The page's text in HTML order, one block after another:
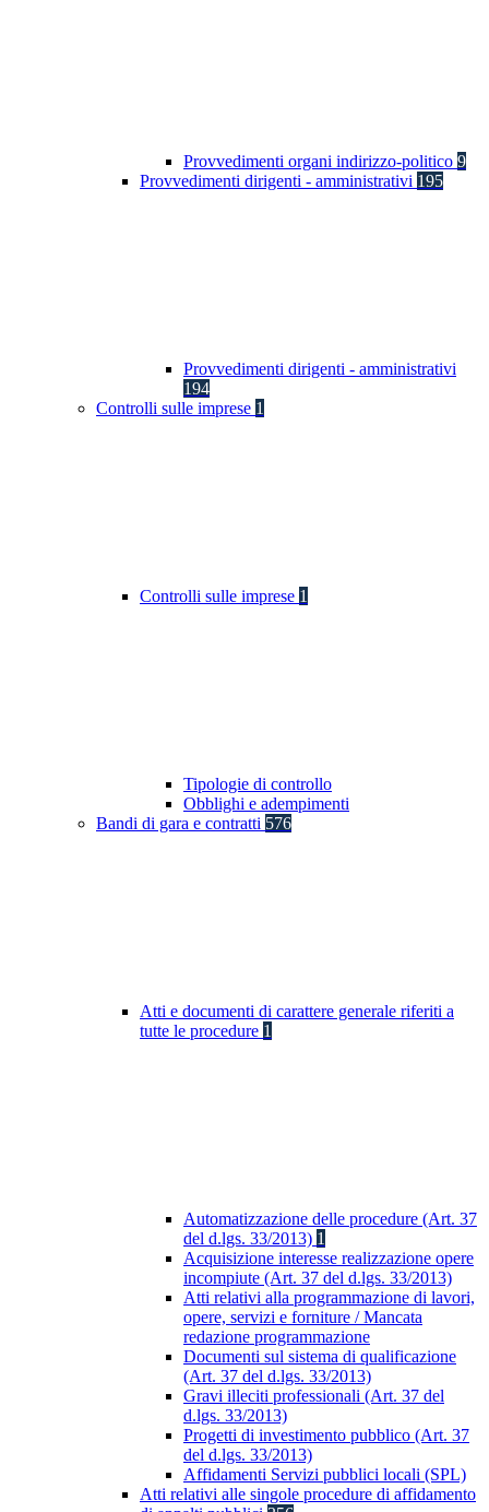
Provvedimenti organi indirizzo-politico 9
Provvedimenti dirigenti - amministrativi 195
Provvedimenti dirigenti - amministrativi
194
Controlli sulle imprese 1
Controlli sulle imprese 1
Tipologie di controllo
Obblighi e adempimenti
Bandi di gara e contratti 576
Atti e documenti di carattere generale riferiti a
tutte le procedure 1
Automatizzazione delle procedure (Art. 37
del d.lgs. 33/2013) 1
Acquisizione interesse realizzazione opere
incompiute (Art. 37 del d.lgs. 33/2013)
Atti relativi alla programmazione di lavori,
opere, servizi e forniture / Mancata
redazione programmazione
Documenti sul sistema di qualificazione
(Art. 37 del d.lgs. 33/2013)
Gravi illeciti professionali (Art. 37 del
d.lgs. 33/2013)
Progetti di investimento pubblico (Art. 37
del d.lgs. 33/2013)
Affidamenti Servizi pubblici locali (SPL)
Atti relativi alle singole procedure di affidamento